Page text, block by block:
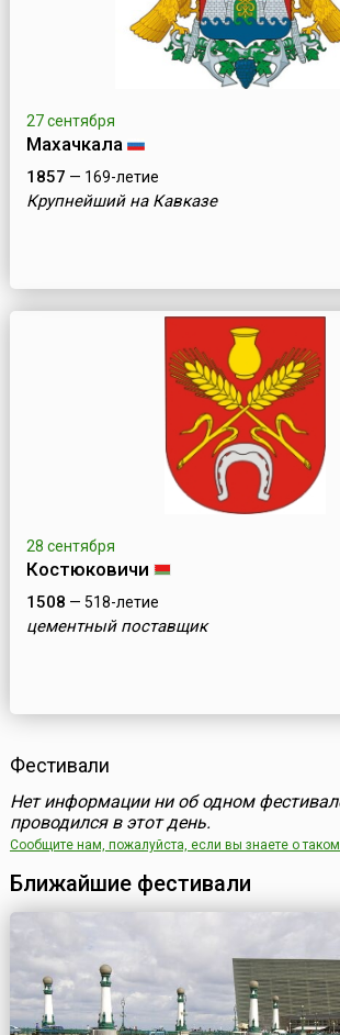
27 сентября
Махачкала
1857 — 169-летие
Крупнейший на Кавказе
28 сентября
Костюковичи
1508 — 518-летие
цементный поставщик
Фестивали
Нет информации ни об одном
проводился в этот день.
Сообщите нам, пожалуйста, если вы знаете о
Ближайшие фестивали